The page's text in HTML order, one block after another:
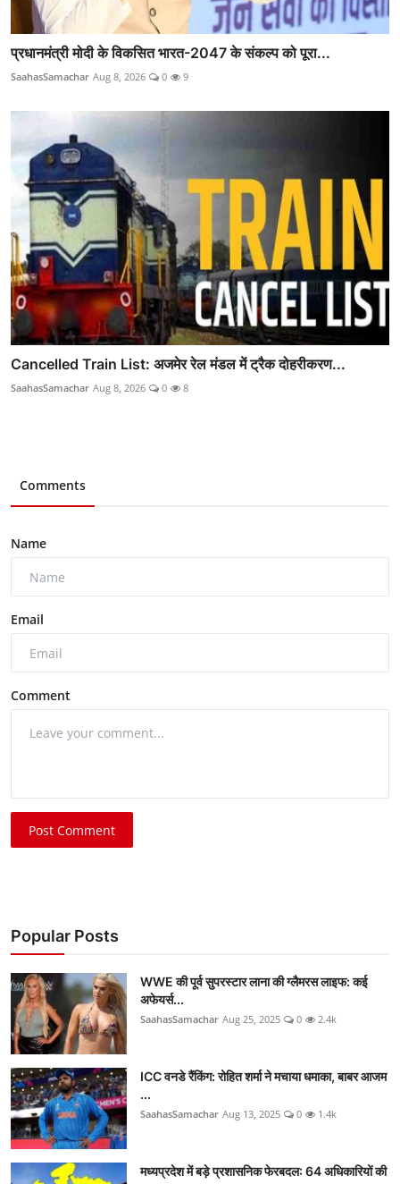
प्रधानमंत्री मोदी के विकसित भारत-2047 के संकल्प को पूरा...
SaahasSamachar Aug 8, 2026 0 9
Cancelled Train List: अजमेर रेल मंडल में ट्रैक दोहरीकरण...
SaahasSamachar Aug 8, 2026 0 8
Comments
Name
Email
Comment
Post Comment
Popular Posts
WWE की पूर्व सुपरस्टार लाना की ग्लैमरस लाइफ: कई
अफेयर्स...
SaahasSamachar Aug 25, 2025 0 2.4k
ICC वनडे रैंकिंग: रोहित शर्मा ने मचाया धमाका, बाबर आजम
...
SaahasSamachar Aug 13, 2025 0 1.4k
मध्यप्रदेश में बड़े प्रशासनिक फेरबदल: 64 अधिकारियों की